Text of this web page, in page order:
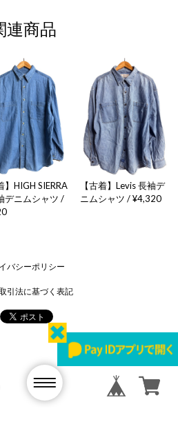
連商品
】HIGH SIERRA
デニムシャツ /
【古着】Levis 長袖デ
ニムシャツ / ¥4,320
バシーポリシー
引法に基づく表記